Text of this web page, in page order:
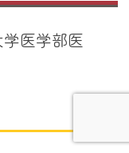
医学部医